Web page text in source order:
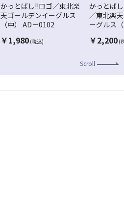
かっとばし!!ロゴ／東北楽
天ゴールデンイーグルス
（中） AD－0102
￥1,980 (税込)
かっとば
／東北楽
ーグルス
￥2,200 (
Scroll